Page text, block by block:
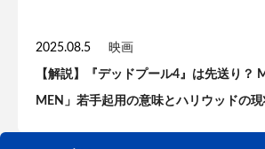
2025.08.5 映画
【解説】『デッドプール4』は先送り？
MEN」若手起用の意味とハリウッドの